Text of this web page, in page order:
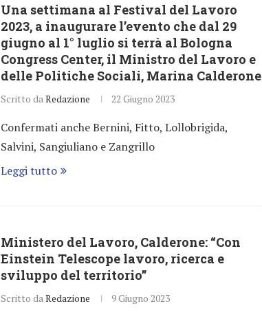
Una settimana al Festival del Lavoro
2023, a inaugurare l’evento che dal 29
giugno al 1° luglio si terrà al Bologna
Congress Center, il Ministro del Lavoro e
delle Politiche Sociali, Marina Calderone
Scritto da Redazione 22 Giugno 2023
Confermati anche Bernini, Fitto, Lollobrigida,
Salvini, Sangiuliano e Zangrillo
Leggi tutto
Ministero del Lavoro, Calderone: “Con
Einstein Telescope lavoro, ricerca e
sviluppo del territorio”
Scritto da Redazione 9 Giugno 2023